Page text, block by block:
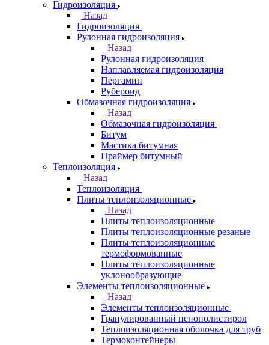
Гидроизоляция
Назад
Гидроизоляция
Рулонная гидроизоляция
Назад
Рулонная гидроизоляция
Наплавляемая гидроизоляция
Пергамин
Рубероид
Обмазочная гидроизоляция
Назад
Обмазочная гидроизоляция
Битум
Мастика битумная
Праймер битумный
Теплоизоляция
Назад
Теплоизоляция
Плиты теплоизоляционные
Назад
Плиты теплоизоляционные
Плиты теплоизоляционные резаные
Плиты теплоизоляционные
термоформованные
Плиты теплоизоляционные
уклонообразующие
Элементы теплоизоляционные
Назад
Элементы теплоизоляционные
Гранулированный пенополистирол
Теплоизоляционная оболочка для труб
Термоконтейнеры